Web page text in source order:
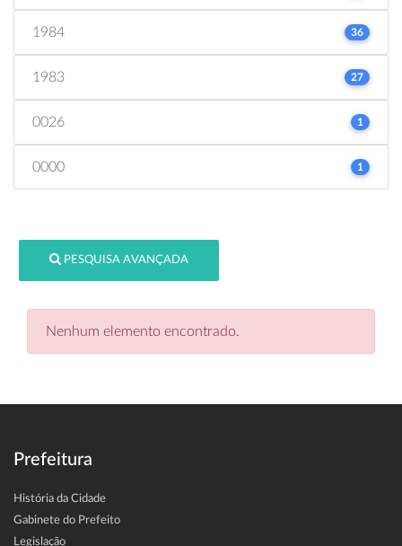
1984 36
1983 27
0026 1
0000 1
PESQUISA AVANÇADA
Nenhum elemento encontrado.
Prefeitura
História da Cidade
Gabinete do Prefeito
Legislação